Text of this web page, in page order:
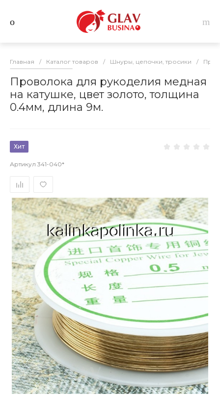
Главная / Каталог товаров / Шнуры, цепочки, тросики /
Проволока для рукоделия медная
на катушке, цвет золото, толщина
0.4мм, длина 9м.
Хит
Артикул 341-040*